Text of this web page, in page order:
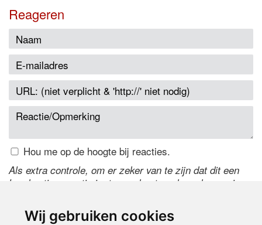
Wij gebruiken cookies
Reageren
Hou me op de hoogte bij reacties.
Als extra controle, om er zeker van te zijn dat dit een
handmatige reactie is, typ onderstaande code over in
de code te wijzigen.